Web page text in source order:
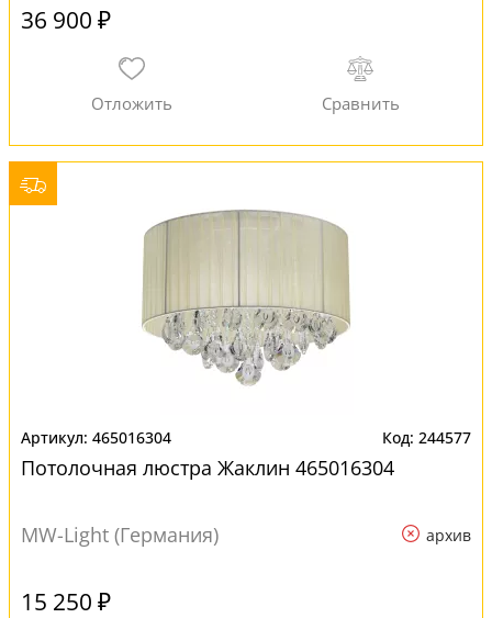
36 900 ₽
465016304 244577
Потолочная люстра Жаклин 465016304
MW-Light (Германия) архив
15 250 ₽